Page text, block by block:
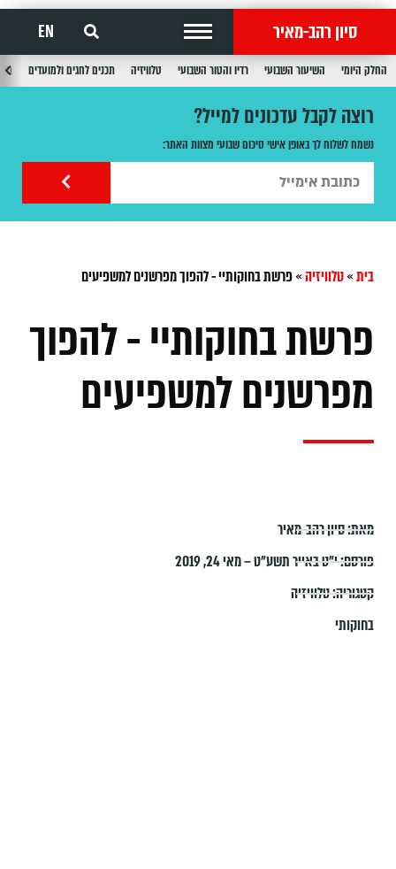
סיון רהב-מאיר EN
החלק היומי השיעור השבועי רדיו והטור השבועי טלוויזיה תכנים לחגים ולמועדים
רוצה לקבל עדכונים למייל?
נשמח לשלוח לך באופן אישי סיכום שבועי מצוות האתר:
בית»טלוויזיה»פרשת בחוקותיי - להפוך מפרשנים למשפיעים
פרשת בחוקותיי - להפוך
מפרשנים למשפיעים
מאת:סיון רהב-מאיר
פורסם:י״ט באייר תשע״ט – מאי 24, 2019
קטגוריה:טלוויזיה
בחוקותי